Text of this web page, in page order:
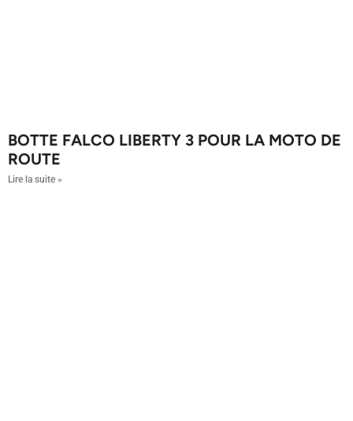
BOTTE FALCO LIBERTY 3 POUR LA MOTO DE
ROUTE
Lire la suite »